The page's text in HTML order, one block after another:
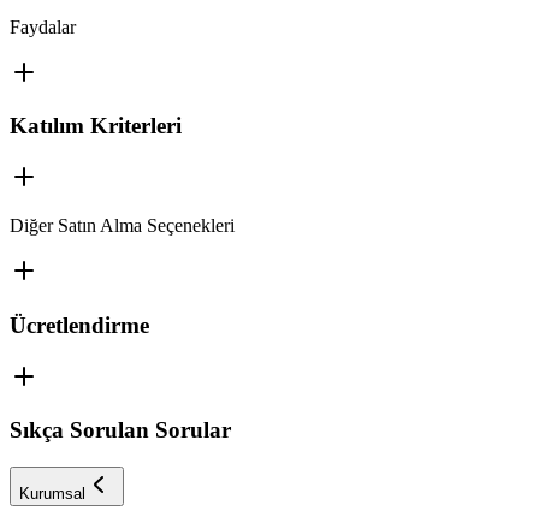
Faydalar
Katılım Kriterleri
Diğer Satın Alma Seçenekleri
Ücretlendirme
Sıkça Sorulan Sorular
Kurumsal